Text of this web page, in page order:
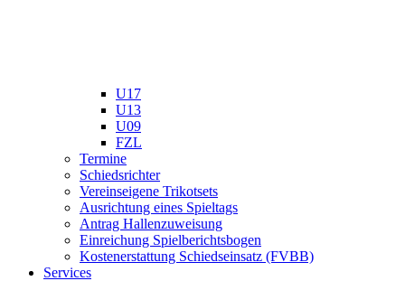
U17
U13
U09
FZL
Termine
Schiedsrichter
Vereinseigene Trikotsets
Ausrichtung eines Spieltags
Antrag Hallenzuweisung
Einreichung Spielberichtsbogen
Kostenerstattung Schiedseinsatz (FVBB)
Services